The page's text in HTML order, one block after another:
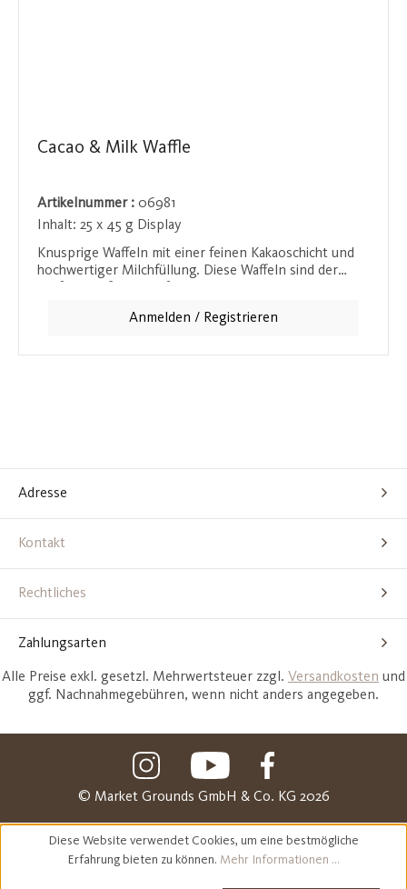
Cacao & Milk Waffle
Artikelnummer : 06981
Inhalt: 25 x 45 g Display
Knusprige Waffeln mit einer feinen Kakaoschicht und
hochwertiger Milchfüllung. Diese Waffeln sind der
für alle Waffel-Liebhaber.Anmelden / Registrieren
Adresse
Kontakt
Rechtliches
Zahlungsarten
Alle Preise exkl. gesetzl. Mehrwertsteuer zzgl. Versandkosten und
ggf. Nachnahmegebühren, wenn nicht anders angegeben.
© Market Grounds GmbH & Co. KG 2026
Diese Website verwendet Cookies, um eine bestmögliche
Erfahrung bieten zu können. Mehr Informationen ...